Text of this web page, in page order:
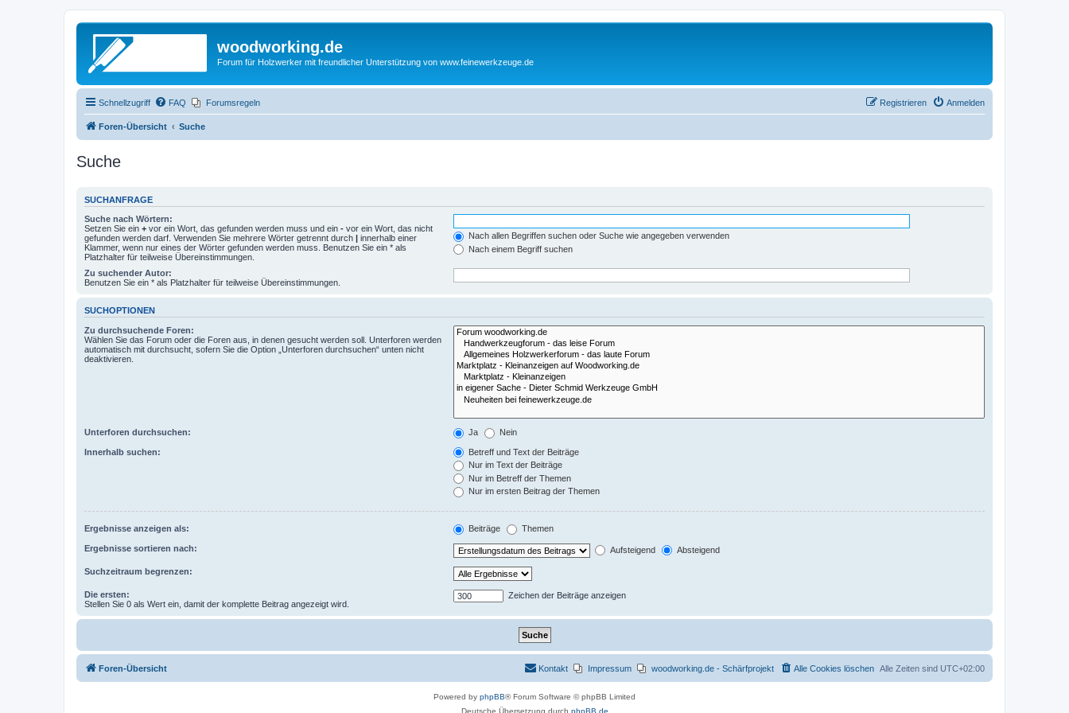
woodworking.de
Forum für Holzwerker mit freundlicher Unterstützung von www.feinewerkzeuge.de
Schnellzugriff FAQ Forumsregeln Anmelden
Registrieren
Foren-Übersicht Suche
Suche
SUCHANFRAGE
Suche nach Wörtern:
Setzen Sie ein + vor ein Wort, das gefunden werden muss und ein - vor ein Wort, das nicht
gefunden werden darf. Verwenden Sie mehrere Wörter getrennt durch | innerhalb einer
Klammer, wenn nur eines der Wörter gefunden werden muss. Benutzen Sie ein * als
Platzhalter für teilweise Übereinstimmungen.
Nach allen Begriffen suchen oder Suche wie angegeben verwenden
Nach einem Begriff suchen
Zu suchender Autor:
Benutzen Sie ein * als Platzhalter für teilweise Übereinstimmungen.
SUCHOPTIONEN
Zu durchsuchende Foren:
Wählen Sie das Forum oder die Foren aus, in denen gesucht werden soll. Unterforen werden
automatisch mit durchsucht, sofern Sie die Option „Unterforen durchsuchen“ unten nicht
deaktivieren.
Unterforen durchsuchen: Ja Nein
Innerhalb suchen:
Betreff und Text der Beiträge
Nur im Text der Beiträge
Nur im Betreff der Themen
Nur im ersten Beitrag der Themen
Ergebnisse anzeigen als: Beiträge Themen
Ergebnisse sortieren nach: Aufsteigend Absteigend
Suchzeitraum begrenzen:
Die ersten:
Stellen Sie 0 als Wert ein, damit der komplette Beitrag angezeigt wird.
Zeichen der Beiträge anzeigen
Foren-Übersicht Alle Zeiten sind UTC+02:00
Alle Cookies löschen
woodworking.de - Schärfprojekt
Impressum
Kontakt
Powered by phpBB® Forum Software © phpBB Limited
Deutsche Übersetzung durch phpBB.de